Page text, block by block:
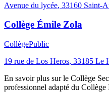
Avenue du lycée, 33160 Saint-
Collège Émile Zola
CollègePublic
19 rue de Los Heros, 33185 Le
En savoir plus sur le Collège
professionnel adapté du Collège